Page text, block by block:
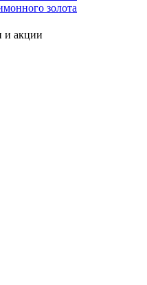
золота
и акции